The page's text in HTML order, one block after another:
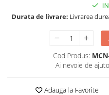
Durata de livrare: Livrarea
Cod Produs:
Ai nevoie de
Adauga la Favorite